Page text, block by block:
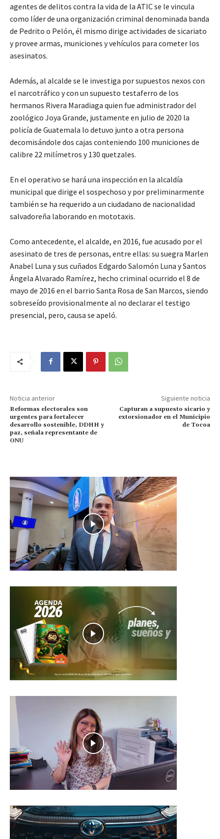
agentes de delitos contra la vida de la ATIC se le vincula
como líder de una organización criminal denominada banda
de Pedrito o Pelón, él mismo dirige actividades de sicariato
y provee armas, municiones y vehículos para cometer los
asesinatos.
Además, al alcalde se le investiga por supuestos nexos con
el narcotráfico y con un supuesto testaferro de los
hermanos Rivera Maradiaga quien fue administrador del
zoológico Joya Grande, justamente en julio de 2020 la
policía de Guatemala lo detuvo junto a otra persona
decomisándole dos cajas conteniendo 100 municiones de
calibre 22 milímetros y 130 quetzales.
En el operativo se hará una inspección en la alcaldía
municipal que dirige el sospechoso y por preliminarmente
también se ha requerido a un ciudadano de nacionalidad
salvadoreña laborando en mototaxis.
Como antecedente, el alcalde, en 2016, fue acusado por el
asesinato de tres de personas, entre ellas: su suegra Marlen
Anabel Luna y sus cuñados Edgardo Salomón Luna y Santos
Ángela Alvarado Ramírez, hecho criminal ocurrido el 8 de
mayo de 2016 en el barrio Santa Rosa de San Marcos, siendo
sobreseído provisionalmente al no declarar el testigo
presencial, pero, causa se apeló.
Noticia anterior
Reformas electorales son
urgentes para fortalecer
desarrollo sostenible, DDHH y
paz, señala representante de
ONU
Siguiente noticia
Capturan a supuesto sicario y
extorsionador en el Municipio
de Tocoa